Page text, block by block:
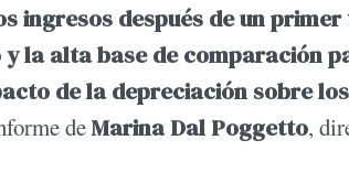
ingresos después de un
la alta base de comparación
de la depreciación sobre
deMarina Dal Poggetto,